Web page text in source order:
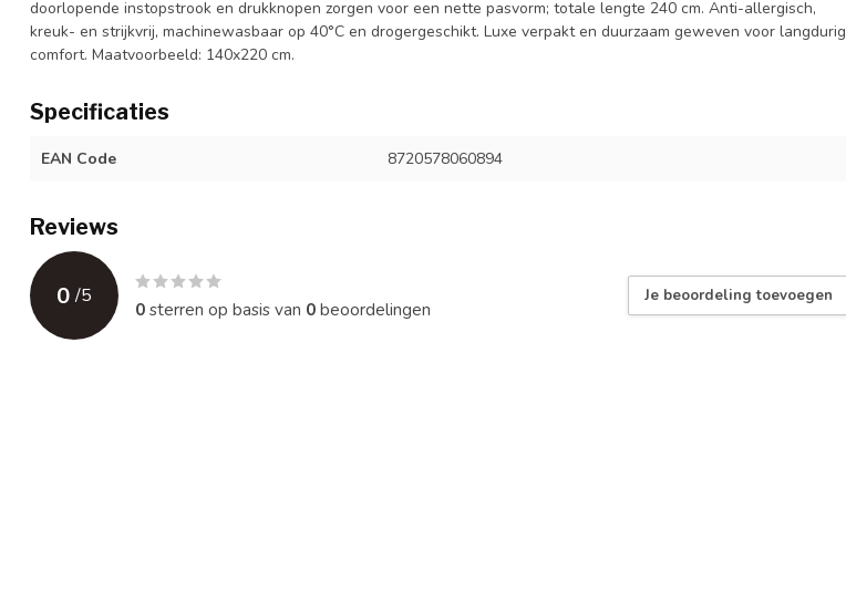
doorlopende instopstrook en drukknopen zorgen voor een nette pasvorm; totale lengte 240 cm. Anti-allergisch,
kreuk- en strijkvrij, machinewasbaar op 40°C en drogergeschikt. Luxe verpakt en duurzaam geweven voor langdurig
comfort. Maatvoorbeeld: 140x220 cm.
Specificaties
EAN Code 8720578060894
Reviews
0 /5
0sterren op basis van 0beoordelingen
Je beoordeling toevoegen